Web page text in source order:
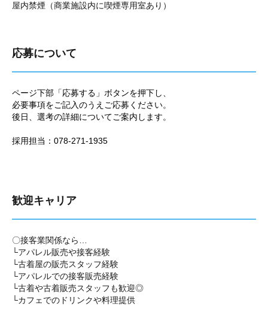
屋内禁煙（商業施設内に喫煙専用室あり）
応募について
ページ下部「応募する」ボタンを押下し、
必要事項をご記入のうえご応募ください。
後日、選考の詳細についてご案内します。
採用担当：078-271-1935
歓迎キャリア
〇接客業関係なら…
└アパレル販売や接客経験
└古着屋の販売スタッフ経験
└アパレルでの接客販売経験
└古着や古着販売スタッフも歓迎◎
└カフェでのドリンクや料理提供